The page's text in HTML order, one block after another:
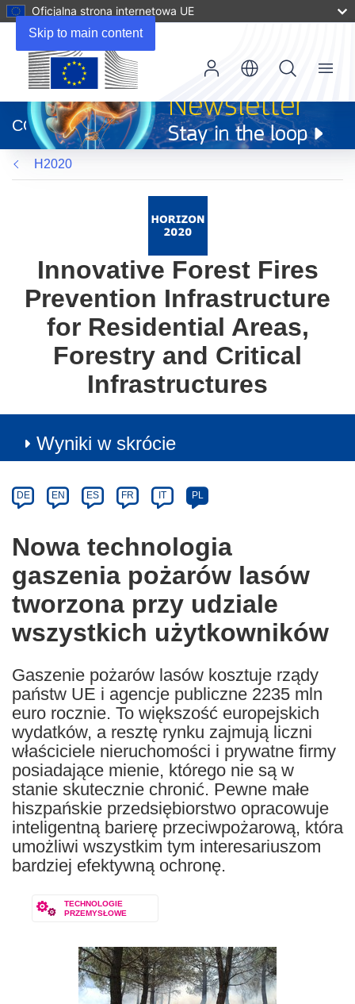
Skip to main content
Oficjalna strona internetowa UE
otworzy
się
w
nowym
oknie)
CORDIS
Menu
H2020
Innovative Forest Fires
Prevention Infrastructure
for Residential Areas,
Forestry and Critical
Infrastructures
Wyniki w skrócie
Category
Article
available
the
following
languages:
DE EN ES FR IT PL
Nowa technologia
gaszenia pożarów lasów
tworzona przy udziale
wszystkich użytkowników
Gaszenie pożarów lasów kosztuje rządy
państw UE i agencje publiczne 2235 mln
euro rocznie. To większość europejskich
wydatków, a resztę rynku zajmują liczni
właściciele nieruchomości i prywatne firmy
posiadające mienie, którego nie są w
stanie skutecznie chronić. Pewne małe
hiszpańskie przedsiębiorstwo opracowuje
inteligentną barierę przeciwpożarową, która
umożliwi wszystkim tym interesariuszom
bardziej efektywną ochronę.
TECHNOLOGIE
PRZEMYSŁOWE